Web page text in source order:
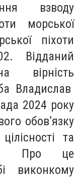
взводу
морської
піхоти
Відданий
вірність
Владислав
2024 року
обов’язку
та
Про це
виконкому